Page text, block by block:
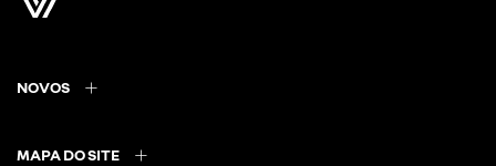
NOVOS
MAPA DO SITE